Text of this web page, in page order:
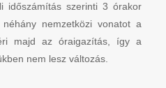
időszámítás szerinti 3 órakor
nemzetközi vonatot a
majd az óraigazítás, így a
nem lesz változás.